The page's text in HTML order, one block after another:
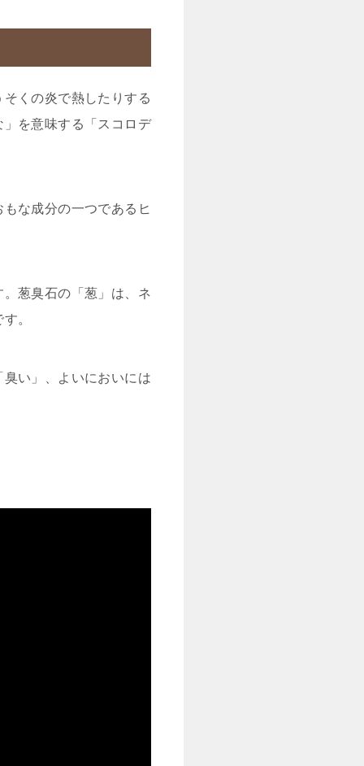
くの炎で熱したりする
を意味する「スコロデ
な成分の一つであるヒ
葱臭石の「葱」は、ネ
。
い」、よいにおいには